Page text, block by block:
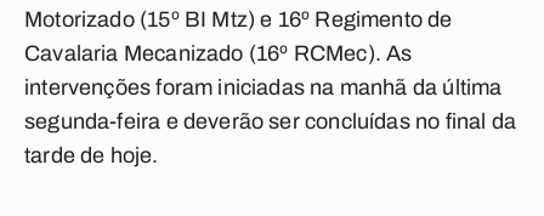
Motorizado (15º BI Mtz) e 16º Regimento de
Cavalaria Mecanizado (16º RCMec). As
intervenções foram iniciadas na manhã da última
segunda-feira e deverão ser concluídas no final da
tarde de hoje.